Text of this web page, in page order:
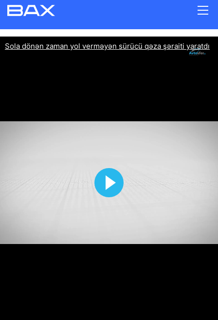
Sola dönən zaman yol verməyən